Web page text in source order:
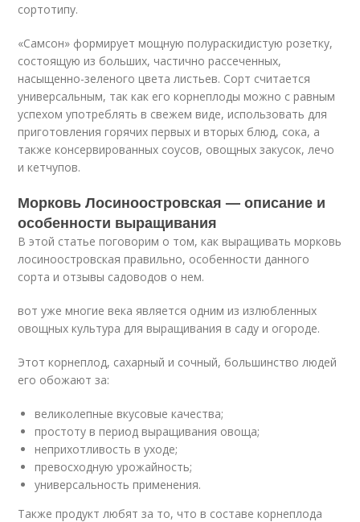
сортотипу.
«Самсон» формирует мощную полураскидистую розетку,
состоящую из больших, частично рассеченных,
насыщенно-зеленого цвета листьев. Сорт считается
универсальным, так как его корнеплоды можно с равным
успехом употреблять в свежем виде, использовать для
приготовления горячих первых и вторых блюд, сока, а
также консервированных соусов, овощных закусок, лечо
и кетчупов.
Морковь Лосиноостровская — описание и
особенности выращивания
В этой статье поговорим о том, как выращивать морковь
лосиноостровская правильно, особенности данного
сорта и отзывы садоводов о нем.
вот уже многие века является одним из излюбленных
овощных культура для выращивания в саду и огороде.
Этот корнеплод, сахарный и сочный, большинство людей
его обожают за:
великолепные вкусовые качества;
простоту в период выращивания овоща;
неприхотливость в уходе;
превосходную урожайность;
универсальность применения.
Также продукт любят за то, что в составе корнеплода